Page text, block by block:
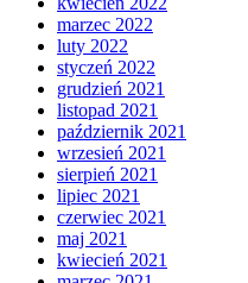
marzec 2022
luty 2022
styczeń 2022
grudzień 2021
listopad 2021
październik 2021
wrzesień 2021
sierpień 2021
lipiec 2021
czerwiec 2021
maj 2021
kwiecień 2021